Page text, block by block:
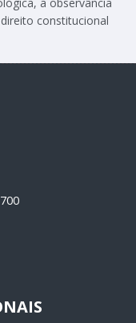
constitucional